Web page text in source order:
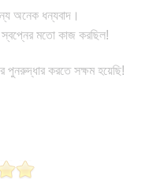
অনেক ধন্যবাদ।
স্বপ্নের মতো কাজ করছিল!
করতে সক্ষম হয়েছি!